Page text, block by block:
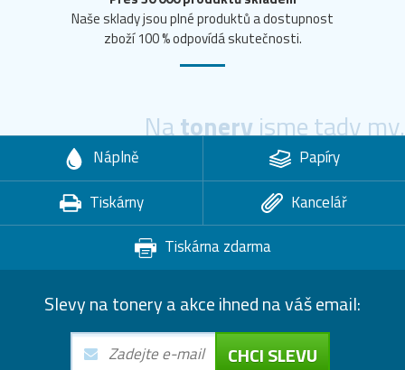
Naše sklady jsou plné produktů a dostupnost
zboží 100 % odpovídá skutečnosti.
Natoneryjsme tady my.
Náplně
Papíry
Tiskárny
Kancelář
Tiskárna zdarma
Slevy na tonery a akce ihned na váš email:
CHCI SLEVU